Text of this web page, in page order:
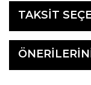
TAKSİT